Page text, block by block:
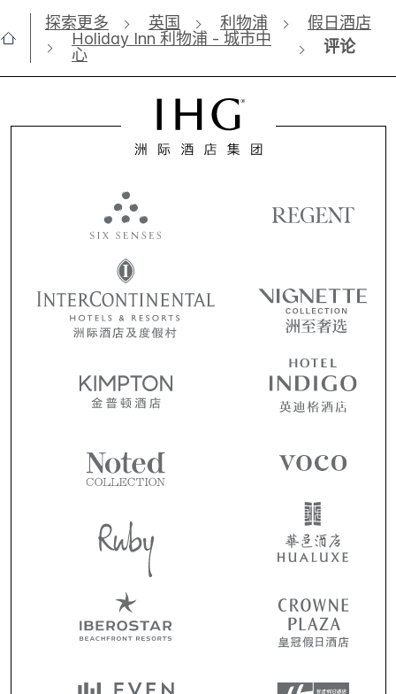
探索更多 英国 利物浦
假日酒店
Holiday Inn 利物浦 - 城市中
心
评论